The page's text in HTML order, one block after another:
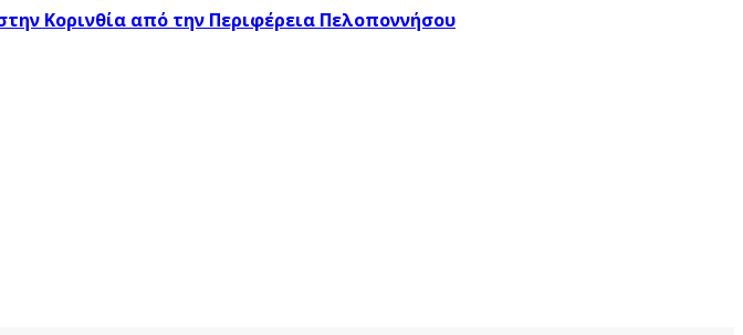
Κορινθία από την Περιφέρεια Πελοποννήσου